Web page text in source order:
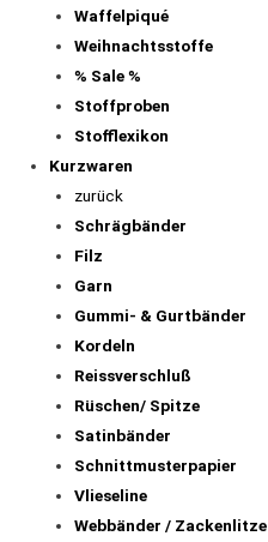
Waffelpiqué
Weihnachtsstoffe
% Sale %
Stoffproben
Stofflexikon
Kurzwaren
zurück
Schrägbänder
Filz
Garn
Gummi- & Gurtbänder
Kordeln
Reissverschluß
Rüschen/ Spitze
Satinbänder
Schnittmusterpapier
Vlieseline
Webbänder / Zackenlitze